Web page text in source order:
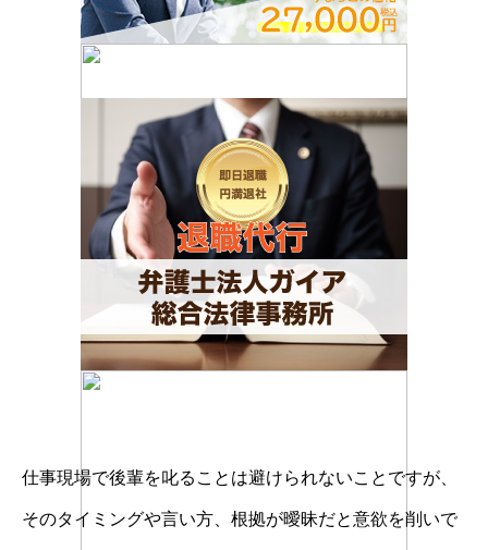
仕事現場で後輩を叱ることは避けられないことですが、
そのタイミングや言い方、根拠が曖昧だと意欲を削いで